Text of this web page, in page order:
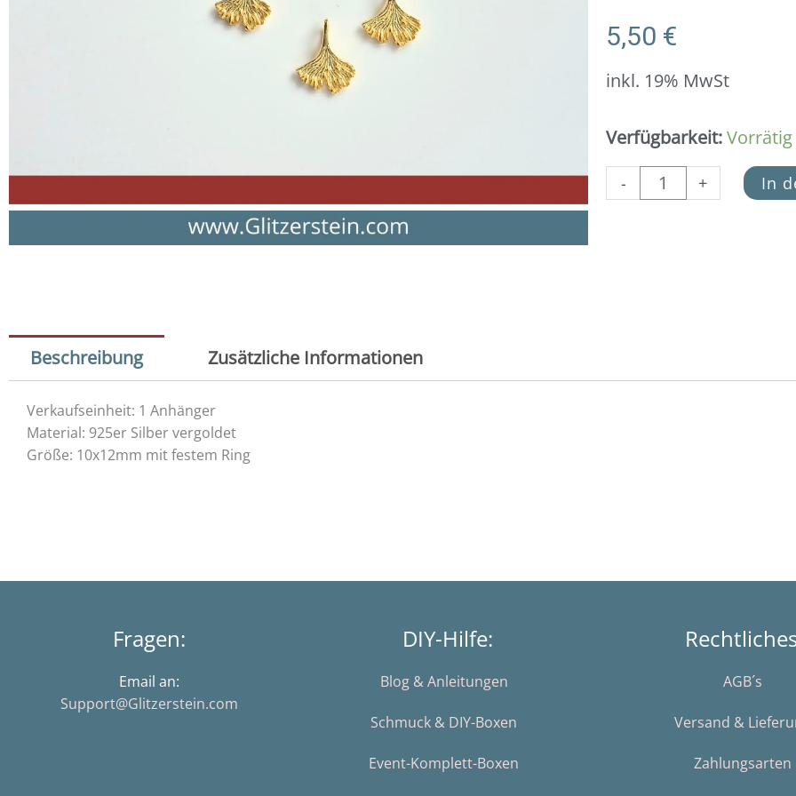
5,50 €
inkl. 19% MwSt
Verfügbarkeit:Vorrätig
-
Anhänger
Blatt
925
+ In
Beschreibung Zusätzliche Informationen
Verkaufseinheit: 1 Anhänger
Material: 925er Silber vergoldet
Größe: 10x12mm mit festem Ring
Fragen:
Email an:
Support@Glitzerstein.com
DIY-Hilfe:
Blog & Anleitungen
Schmuck & DIY-Boxen
Event-Komplett-Boxen
AGB´s
Versand &
Zahlungsarten